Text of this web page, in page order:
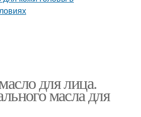
для лица.
масла для